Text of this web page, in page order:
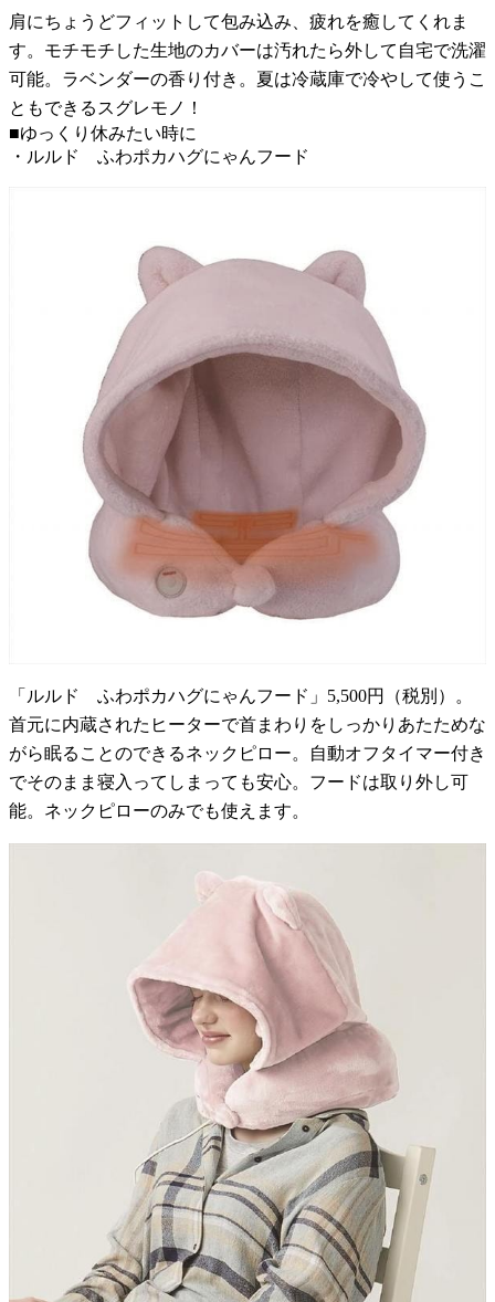
肩にちょうどフィットして包み込み、疲れを癒してくれま
す。モチモチした生地のカバーは汚れたら外して自宅で洗濯
可能。ラベンダーの香り付き。夏は冷蔵庫で冷やして使うこ
ともできるスグレモノ！
■ゆっくり休みたい時に
・ルルド ふわポカハグにゃんフード
「ルルド ふわポカハグにゃんフード」5,500円（税別）。
首元に内蔵されたヒーターで首まわりをしっかりあたためな
がら眠ることのできるネックピロー。自動オフタイマー付き
でそのまま寝入ってしまっても安心。フードは取り外し可
能。ネックピローのみでも使えます。